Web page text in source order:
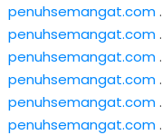
penuhsemangat.com.
penuhsemangat.com.
penuhsemangat.com.
penuhsemangat.com.
penuhsemangat.com.
penuhsemangat.com.